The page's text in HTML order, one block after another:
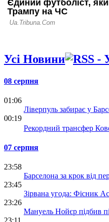
Усі Новини
08 серпня
01:06
Ліверпуль забирає у
00:19
Рекордний трансфер
07 серпня
23:58
Барселона за крок від
23:45
Зірвана угода: Фісник
23:26
Мануель Нойєр підбив